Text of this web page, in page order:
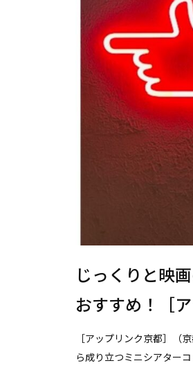
じっくりと映
おすすめ！［
［アップリンク京都］（
ら成り立つミニシアターコ